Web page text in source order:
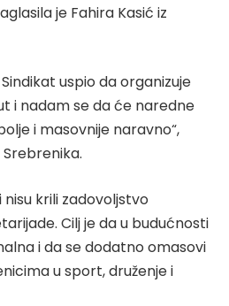
je Fahira Kasić iz
uspio da organizuje
i nadam se da će naredne
i masovnije naravno“,
krili zadovoljstvo
Cilj je da u budućnosti
i da se dodatno omasovi
u sport, druženje i